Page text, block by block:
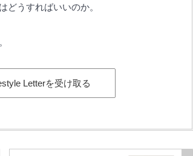
どうすればいいのか。
Letterを受け取る